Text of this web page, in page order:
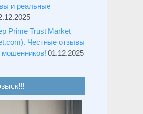
и реальные
Prime Trust Market
Честные отзывы
мошенников! 01.12.2025